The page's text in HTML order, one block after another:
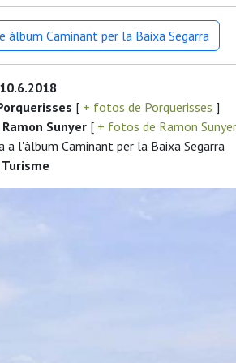
àlbum Caminant per la Baixa Segarra
10.6.2018
[ + fotos de Porquerisses ]
Ramon Sunyer [ + fotos de Ramon
a l'àlbum Caminant per la Baixa Segarra
Turisme